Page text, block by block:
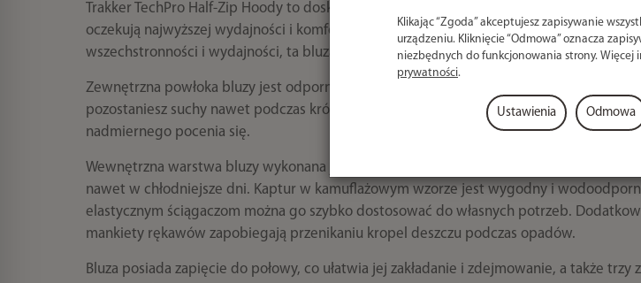
Trakker TechPro Half-Zip Hoody to doskonała bluza, zaprojektowana specjalnie dla
oczekują najwyższej wydajności i komfortu podczas czasu spędzanego nad wodą.
wszechstronności i wydajności, ta bluza sprawdzi się w różnorodnych warunkach.
Zewnętrzna powłoka bluzy jest odporna na zachlapania i jednocześnie oddychająca, co
pozostaniesz suchy nawet podczas krótkotrwałych opadów deszczu, a jednocześnie
nadmiernego pocenia się.
Wewnętrzna warstwa bluzy wykonana jest z izolowanego polaru typu waffle, który
nawet w chłodniejsze dni. Kaptur w kamuflażowym wzorze jest wygodny i
elastycznym ściągaczom można go szybko dostosować do własnych potrzeb.
mankiety rękawów zapobiegają przenikaniu kropel deszczu podczas opadów.
Bluza posiada zapięcie do połowy, co ułatwia jej zakładanie i zdejmowanie, a także trzy
Klikając “Zgoda” akceptujesz zapisywanie
urządzeniu. Kliknięcie “Odmowa” oznacza
niezbędnych do funkcjonowania strony. Więcej
prywatności.
Ustawienia Odmowa